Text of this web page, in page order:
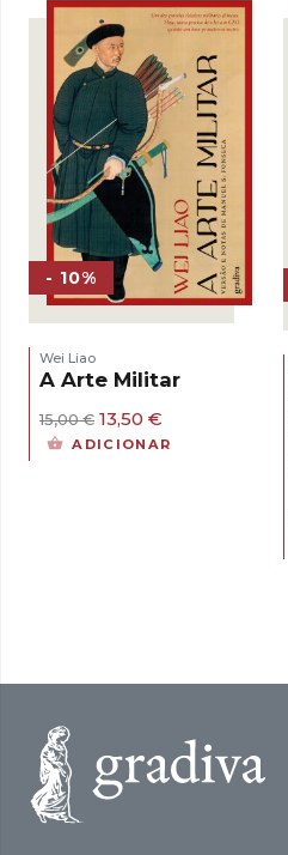
- 10%
Wei Liao
A Arte Militar
15,00€ O
preço
13,50 €
preço
ADICIONAR